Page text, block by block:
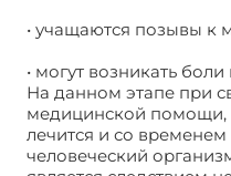
• учащаются позывы к
• могут возникать боли
На данном этапе при
медицинской помощи,
лечится и со
человеческий